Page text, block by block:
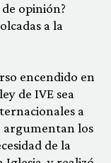
opinión?
a la
encendido en
de IVE sea
a
argumentan los
de la